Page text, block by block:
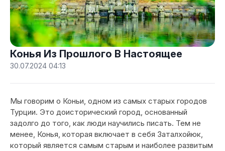
Конья Из Прошлого В Настоящее
30.07.2024 04:13
Мы говорим о Коньи, одном из самых старых городов
Турции. Это доисторический город, основанный
задолго до того, как люди научились писать. Тем не
менее, Конья, которая включает в себя Заталхойюк,
который является самым старым и наиболее развитым